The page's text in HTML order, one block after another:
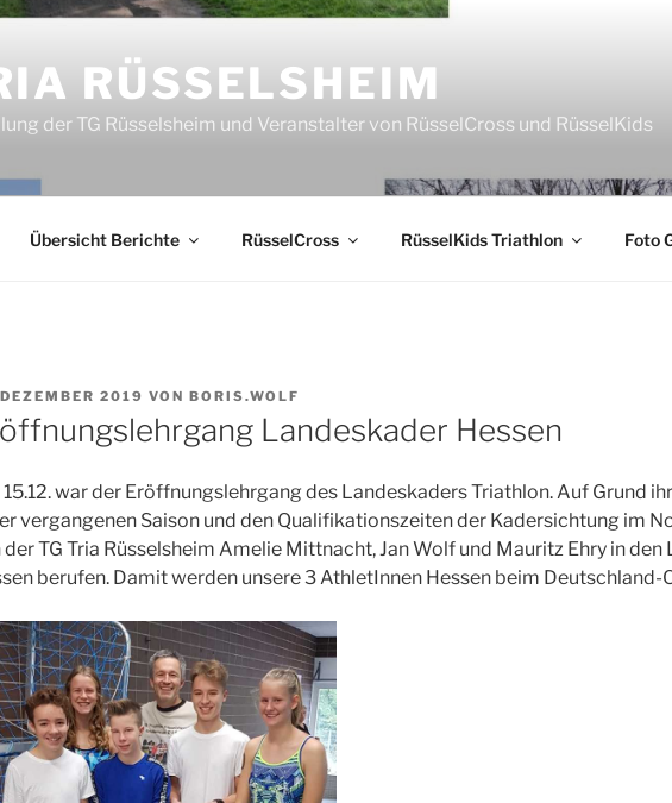
RÜSSELSHEIM
der TG Rüsselsheim und Veranstalter von RüsselCross und RüsselKids
Übersicht Berichte RüsselCross RüsselKids Triathlon Foto
2019 VON BORIS.WOLF
Landeskader Hessen
war der Eröffnungslehrgang des Landeskaders Triathlon. Auf Grund
vergangenen Saison und den Qualifikationszeiten der Kadersichtung im
der TG Tria Rüsselsheim Amelie Mittnacht, Jan Wolf und Mauritz Ehry in den
berufen. Damit werden unsere 3 AthletInnen Hessen beim Deutschland-